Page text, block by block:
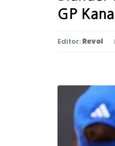
GP
Editor: Revol